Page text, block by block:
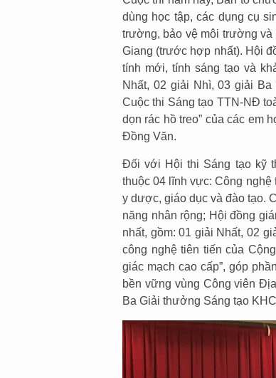
dùng học tập, các dụng cụ
trường, bảo vệ môi trường và
Giang (trước hợp nhất). Hội
tính mới, tính sáng tạo và
Nhất, 02 giải Nhì, 03 giải
Cuộc thi Sáng tạo TTN-NĐ
dọn rác hồ treo” của các em
Đồng Văn.
Đối với Hội thi Sáng tạo kỹ
thuộc 04 lĩnh vực: Công nghệ
y dược, giáo dục và đào tạo.
năng nhân rộng; Hội đồng
nhất, gồm: 01 giải Nhất, 02
công nghệ tiên tiến của
giác mạch cao cấp”, góp
bền vững vùng Công viên
Ba Giải thưởng Sáng tạo